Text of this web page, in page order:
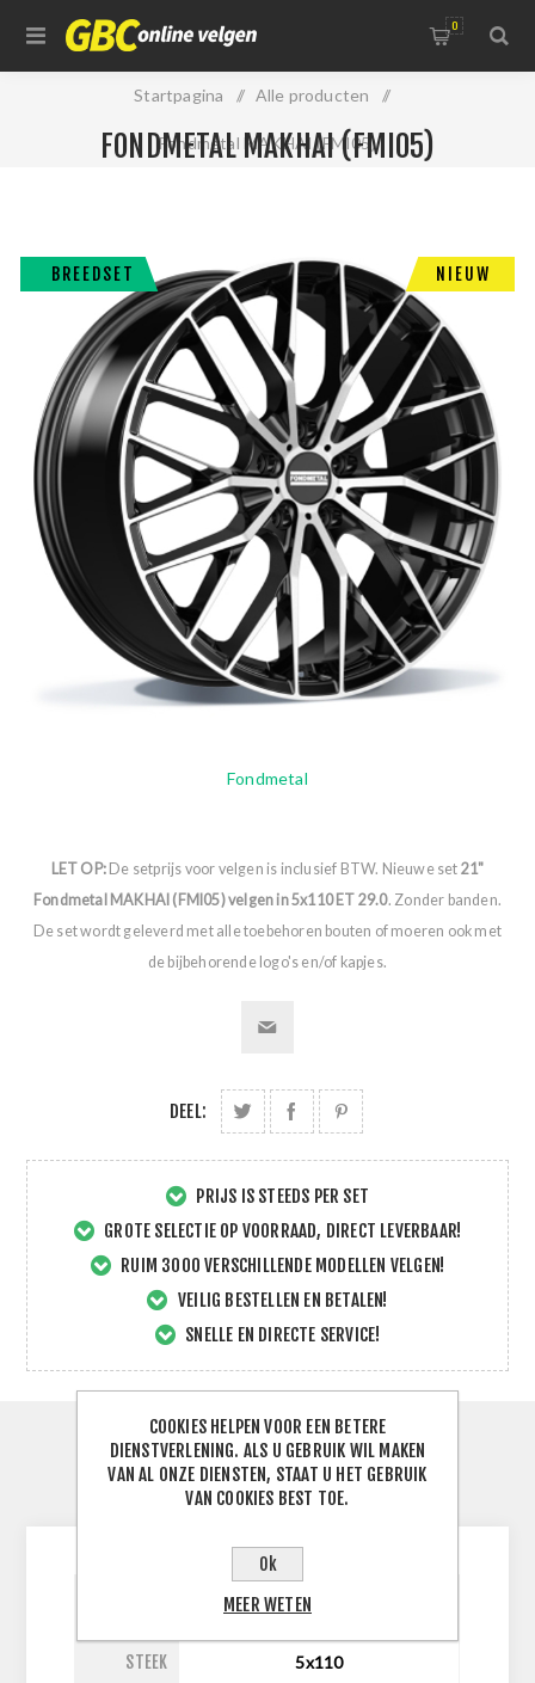
0
Startpagina / Alle producten /
Fondmetal MAKHAI (FMI05)
BREEDSET NIEUW
FONDMETAL MAKHAI (FMI05)
Fondmetal
LET OP:De setprijs voor velgen is inclusief BTW. Nieuwe set 21"
Fondmetal MAKHAI (FMI05) velgen in 5x110 ET 29.0. Zonder banden.
De set wordt geleverd met alle toebehoren bouten of moeren ook met
de bijbehorende logo's en/of kapjes.
DEEL:
PRIJS IS STEEDS PER SET
GROTE SELECTIE OP VOORRAAD, DIRECT LEVERBAAR!
RUIM 3000 VERSCHILLENDE MODELLEN VELGEN!
VEILIG BESTELLEN EN BETALEN!
SNELLE EN DIRECTE SERVICE!
SPECIFICATIES
CONTACTEER ONS
21
STEEK 5x110
COOKIES HELPEN VOOR EEN BETERE
DIENSTVERLENING. ALS U GEBRUIK WIL MAKEN
VAN AL ONZE DIENSTEN, STAAT U HET GEBRUIK
VAN COOKIES BEST TOE.
Ok
MEER WETEN